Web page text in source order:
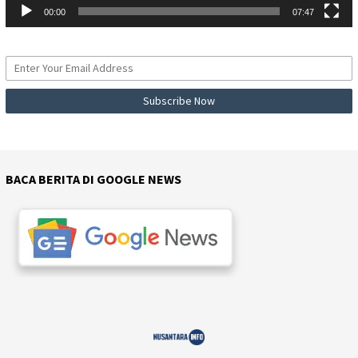
00:00 07:47
BACA BERITA DI GOOGLE NEWS